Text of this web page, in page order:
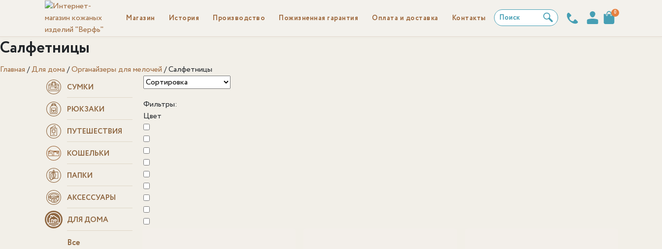
Магазин История Производство Пожизненная гарантия Оплата и доставка Контакты Поиск 0
Салфетницы
Главная /Для дома /Органайзеры для мелочей /Салфетницы
СУМКИ
РЮКЗАКИ
ПУТЕШЕСТВИЯ
КОШЕЛЬКИ
ПАПКИ
АКСЕССУАРЫ
ДЛЯ ДОМА
Все
Фильтры:
Цвет